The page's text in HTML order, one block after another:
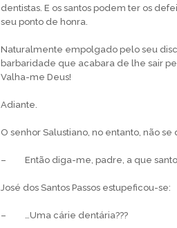
dentis­tas. E os santos podem ter os
seu pon­to de honra.
Naturalmente empolgado pelo seu
barbarida­de que acabara de lhe sair
Valha-me Deus!
Adiante.
O senhor Salustiano, no entanto, não
– Então diga-me, padre, a que santo
José dos Santos Passos estupeficou-se:
– …Uma cárie dentária???